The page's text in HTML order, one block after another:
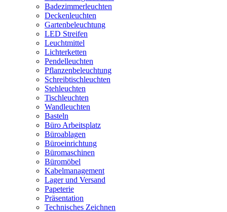
Badezimmerleuchten
Deckenleuchten
Gartenbeleuchtung
LED Streifen
Leuchtmittel
Lichterketten
Pendelleuchten
Pflanzenbeleuchtung
Schreibtischleuchten
Stehleuchten
Tischleuchten
Wandleuchten
Basteln
Büro Arbeitsplatz
Büroablagen
Büroeinrichtung
Büromaschinen
Büromöbel
Kabelmanagement
Lager und Versand
Papeterie
Präsentation
Technisches Zeichnen